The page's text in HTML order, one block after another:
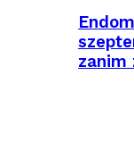
zanim